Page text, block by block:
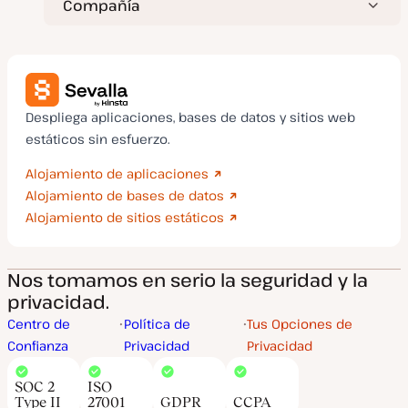
Compañía
Despliega aplicaciones, bases de datos y sitios web
estáticos sin esfuerzo.
Alojamiento de aplicaciones
Alojamiento de bases de datos
Alojamiento de sitios estáticos
Nos tomamos en serio la seguridad y la
privacidad.
Centro de
Confianza
Política de
Privacidad
Tus Opciones de
Privacidad
SOC 2
Type II
ISO
27001
GDPR CCPA